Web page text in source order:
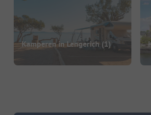
Kamperen in Lengerich (1)